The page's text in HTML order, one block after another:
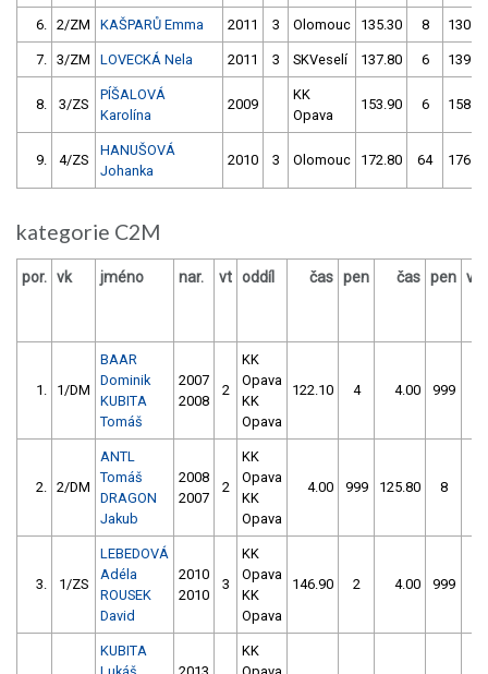
6. 2/ZM KAŠPARŮ Emma 2011 3 Olomouc 135.30 8 130.70
7. 3/ZM LOVECKÁ Nela 2011 3 SKVeselí 137.80 6 139.30
8. 3/ZS
PÍŠALOVÁ
Karolína
2009
KK
Opava
153.90 6 158.30
9. 4/ZS
HANUŠOVÁ
Johanka
2010 3 Olomouc 172.80 64 176.60
kategorie C2M
por. vk jméno nar. vt oddíl čas pen čas pen
1. 1/DM
BAAR
Dominik
KUBITA
Tomáš
2007
2008
2
KK
Opava
KK
Opava
122.10 4 4.00 999
2. 2/DM
ANTL
Tomáš
DRAGON
Jakub
2008
2007
2
KK
Opava
KK
Opava
4.00 999 125.80 8
3. 1/ZS
LEBEDOVÁ
Adéla
ROUSEK
David
2010
2010
3
KK
Opava
KK
Opava
146.90 2 4.00 999
KUBITA
KK